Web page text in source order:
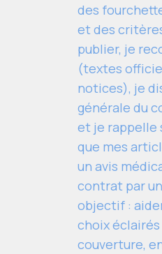
des
et des
publier, je
(textes
notices), je
générale du
et je
que mes
un avis
contrat par
objectif :
choix
couverture,